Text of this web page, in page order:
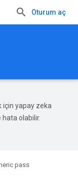
Oturum aç
için yapay zeka
hata olabilir.
pass